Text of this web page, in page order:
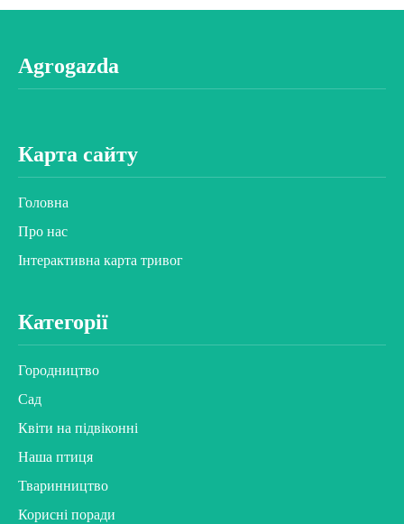
Agrogazda
Карта сайту
Головна
Про нас
Інтерактивна карта тривог
Категорії
Городництво
Сад
Квіти на підвіконні
Наша птиця
Тваринництво
Корисні поради